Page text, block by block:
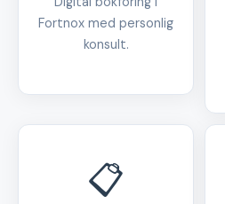
Fortnox med personlig
konsult.
📋